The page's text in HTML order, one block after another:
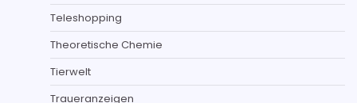
Teleshopping
Theoretische Chemie
Tierwelt
Traueranzeigen